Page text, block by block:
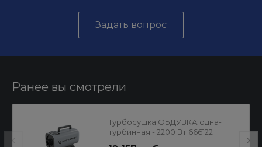
Задать вопрос
Ранее вы смотрели
Турбосушка ОБДУВКА одна-
турбинная - 2200 Вт 666122